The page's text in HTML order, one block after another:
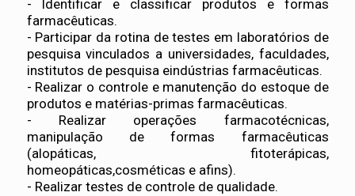
- Identificar e classificar produtos e formas
farmacêuticas.
- Participar da rotina de testes em laboratórios de
pesquisa vinculados a universidades, faculdades,
institutos de pesquisa eindústrias farmacêuticas.
- Realizar o controle e manutenção do estoque de
produtos e matérias-primas farmacêuticas.
- Realizar operações farmacotécnicas,
manipulação de formas farmacêuticas
(alopáticas, fitoterápicas,
homeopáticas,cosméticas e afins).
- Realizar testes de controle de qualidade.